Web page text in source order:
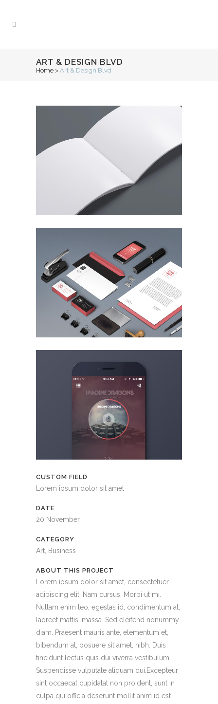
ART & DESIGN BLVD
Home > Art & Design Blvd
CUSTOM FIELD
Lorem ipsum dolor sit amet
DATE
20 November
CATEGORY
Art, Business
ABOUT THIS PROJECT
Lorem ipsum dolor sit amet, consectetuer
adipiscing elit. Nam cursus. Morbi ut mi.
Nullam enim leo, egestas id, condimentum at,
laoreet mattis, massa. Sed eleifend nonummy
diam. Praesent mauris ante, elementum et,
bibendum at, posuere sit amet, nibh. Duis
tincidunt lectus quis dui viverra vestibulum.
Suspendisse vulputate aliquam dui.Excepteur
sint occaecat cupidatat non proident, sunt in
culpa qui officia deserunt mollit anim id est